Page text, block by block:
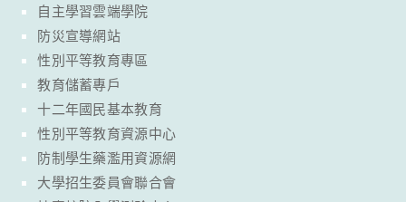
自主學習雲端學院
防災宣導網站
性別平等教育專區
教育儲蓄專戶
十二年國民基本教育
性別平等教育資源中心
防制學生藥濫用資源網
大學招生委員會聯合會